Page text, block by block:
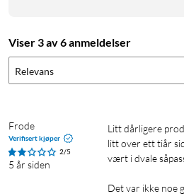
Viser 3 av 6 anmeldelser
Relevans
Frode
Verifisert kjøper
2/5
5 år siden
Litt dårligere produkt enn det jeg kjøpte for
litt over ett tiår
vært i dvale
Det var ikke noe